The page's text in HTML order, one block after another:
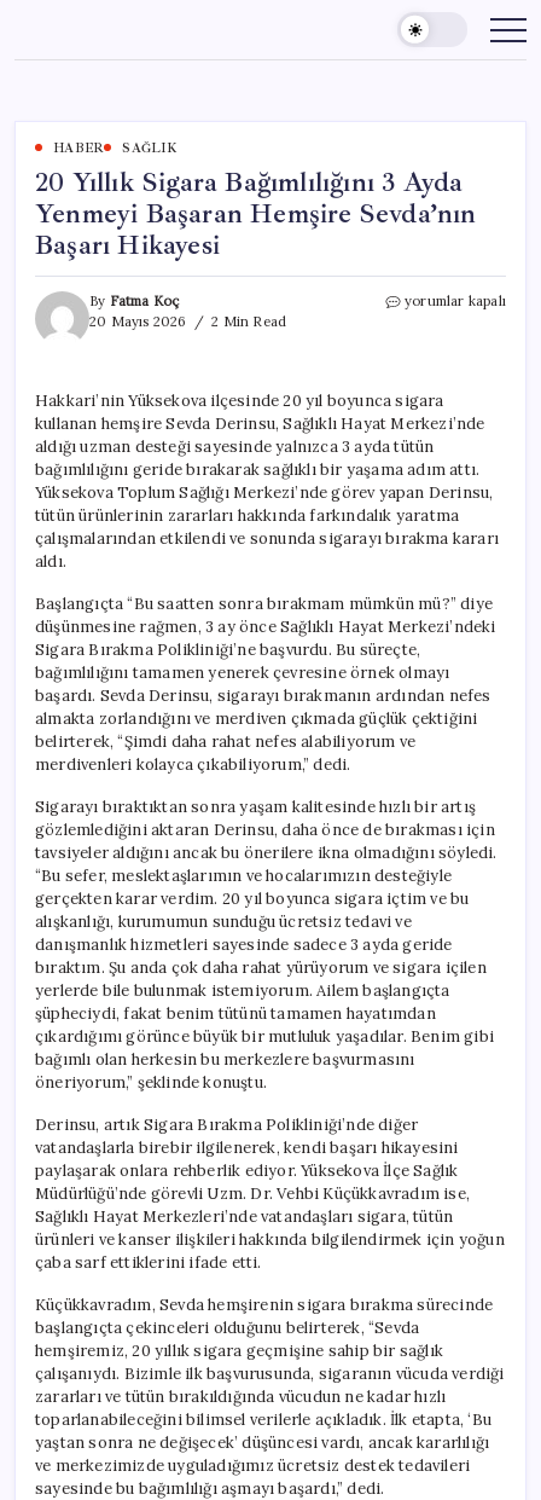
content
HABER SAĞLIK
20 Yıllık Sigara Bağımlılığını 3 Ayda
Yenmeyi Başaran Hemşire Sevda’nın
Başarı Hikayesi
By Fatma Koç
20 Mayıs 2026
2 Min Read
20
Ayda
Yenmeyi
Başaran
Hemşire
Sevda’nın
Hikayesi
için
yorumlar kapalı
Hakkari’nin Yüksekova ilçesinde 20 yıl boyunca sigara
kullanan hemşire Sevda Derinsu, Sağlıklı Hayat Merkezi’nde
aldığı uzman desteği sayesinde yalnızca 3 ayda tütün
bağımlılığını geride bırakarak sağlıklı bir yaşama adım attı.
Yüksekova Toplum Sağlığı Merkezi’nde görev yapan Derinsu,
tütün ürünlerinin zararları hakkında farkındalık yaratma
çalışmalarından etkilendi ve sonunda sigarayı bırakma kararı
aldı.
Başlangıçta “Bu saatten sonra bırakmam mümkün mü?” diye
düşünmesine rağmen, 3 ay önce Sağlıklı Hayat Merkezi’ndeki
Sigara Bırakma Polikliniği’ne başvurdu. Bu süreçte,
bağımlılığını tamamen yenerek çevresine örnek olmayı
başardı. Sevda Derinsu, sigarayı bırakmanın ardından nefes
almakta zorlandığını ve merdiven çıkmada güçlük çektiğini
belirterek, “Şimdi daha rahat nefes alabiliyorum ve
merdivenleri kolayca çıkabiliyorum,” dedi.
Sigarayı bıraktıktan sonra yaşam kalitesinde hızlı bir artış
gözlemlediğini aktaran Derinsu, daha önce de bırakması için
tavsiyeler aldığını ancak bu önerilere ikna olmadığını söyledi.
“Bu sefer, meslektaşlarımın ve hocalarımızın desteğiyle
gerçekten karar verdim. 20 yıl boyunca sigara içtim ve bu
alışkanlığı, kurumumun sunduğu ücretsiz tedavi ve
danışmanlık hizmetleri sayesinde sadece 3 ayda geride
bıraktım. Şu anda çok daha rahat yürüyorum ve sigara içilen
yerlerde bile bulunmak istemiyorum. Ailem başlangıçta
şüpheciydi, fakat benim tütünü tamamen hayatımdan
çıkardığımı görünce büyük bir mutluluk yaşadılar. Benim gibi
bağımlı olan herkesin bu merkezlere başvurmasını
öneriyorum,” şeklinde konuştu.
Derinsu, artık Sigara Bırakma Polikliniği’nde diğer
vatandaşlarla birebir ilgilenerek, kendi başarı hikayesini
paylaşarak onlara rehberlik ediyor. Yüksekova İlçe Sağlık
Müdürlüğü’nde görevli Uzm. Dr. Vehbi Küçükkavradım ise,
Sağlıklı Hayat Merkezleri’nde vatandaşları sigara, tütün
ürünleri ve kanser ilişkileri hakkında bilgilendirmek için yoğun
çaba sarf ettiklerini ifade etti.
Küçükkavradım, Sevda hemşirenin sigara bırakma sürecinde
başlangıçta çekinceleri olduğunu belirterek, “Sevda
hemşiremiz, 20 yıllık sigara geçmişine sahip bir sağlık
çalışanıydı. Bizimle ilk başvurusunda, sigaranın vücuda verdiği
zararları ve tütün bırakıldığında vücudun ne kadar hızlı
toparlanabileceğini bilimsel verilerle açıkladık. İlk etapta, ‘Bu
yaştan sonra ne değişecek’ düşüncesi vardı, ancak kararlılığı
ve merkezimizde uyguladığımız ücretsiz destek tedavileri
sayesinde bu bağımlılığı aşmayı başardı,” dedi.